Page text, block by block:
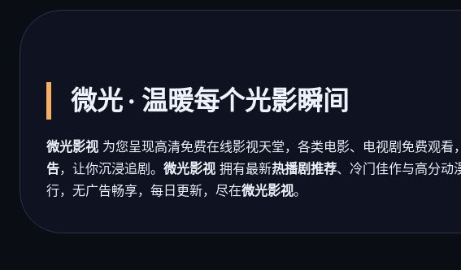
微光 · 温暖每个光影瞬间
微光影视 为您呈现高清免费在线影视天堂，各类电影、电视剧免费观看
告，让你沉浸追剧。 微光影视 拥有最新热播剧推荐、冷门佳作与高分动
行，无广告畅享，每日更新，尽在微光影视。